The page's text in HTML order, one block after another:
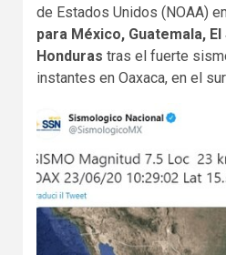
de Estados Unidos (NOAA)
para México, Guatemala,
Honduras tras el fuerte
instantes en Oaxaca, en el